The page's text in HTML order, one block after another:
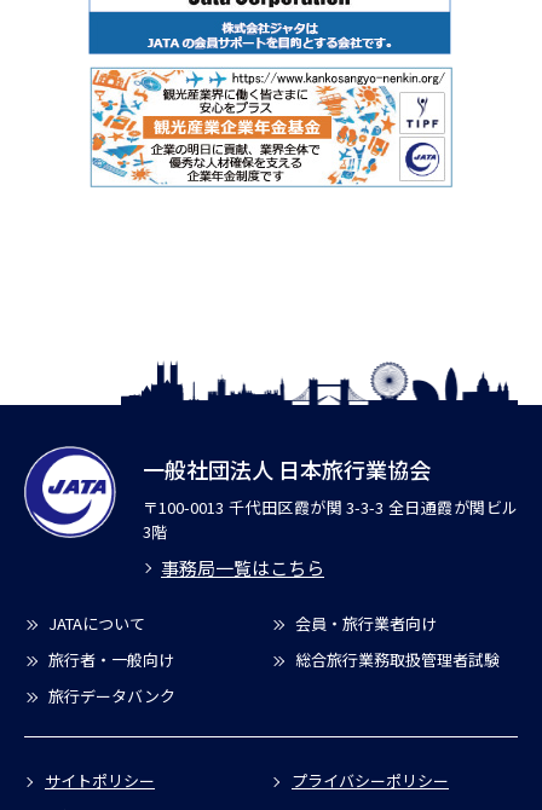
一般社団法人 日本旅行業協会
〒100-0013 千代田区霞が関 3-3-3 全日通霞が関ビル
3階
事務局一覧はこちら
JATAについて
会員・旅行業者向け
旅行者・一般向け
総合旅行業務取扱管理者試験
旅行データバンク
サイトポリシー
プライバシーポリシー